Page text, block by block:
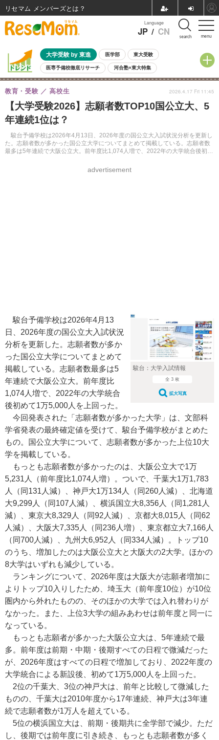
menu
Language
JP / CN search
大学受験 by 東進 医学部 東大受験
医専予備校徹底リサーチ 河合塾×東大特集
親子で考える大学選び 高校受験 中学受験 小学校受験
共通テスト 夏休み
8月開催イベント・WS 全国公立高校 過去問 人気記事
自由研究教材（小学生向け）
【大学受験2026】志願者数TOP10国公立大、5
年連続1位は？
駿台予備学校は2026年4月13日、2026年度の国公立大入試状況分析を更新し
た。志願者数が多かった国公立大学についてまとめて掲載している。志願者数
最多は5年連続で大阪公立大。前年度比1,074人増で、2022年の大学統合後初め
教育・受験 高校生
advertisement
2026.4.17 Fri 11:45
駿台：大学入試情報
全 3 枚
拡大写真
駿台予備学校は2026年4月13
日、2026年度の国公立大入試状況
分析を更新した。志願者数が多か
った国公立大学についてまとめて
掲載している。志願者数最多は5
年連続で大阪公立大。前年度比
1,074人増で、2022年の大学統合
後初めて1万5,000人を上回った。
今回発表された「志願者数が多かった大学」は、文部科
学省発表の最終確定値を受けて、駿台予備学校がまとめた
もの。国公立大学について、志願者数が多かった上位10大
学を掲載している。
もっとも志願者数が多かったのは、大阪公立大で1万
5,231人（前年度比1,074人増）。ついで、千葉大1万1,783
人（同131人減）、神戸大1万134人（同260人減）、北海道
大9,299人（同107人減）、横浜国立大8,356人（同1,281人
減）、東京大8,329人（同92人減）、京都大8,015人（同62
人減）、大阪大7,335人（同236人増）、東京都立大7,166人
（同700人減）、九州大6,952人（同334人減）。トップ10
のうち、増加したのは大阪公立大と大阪大の2大学。ほかの
8大学はいずれも減少している。
ランキングについて、2026年度は大阪大が志願者増加に
よりトップ10入りしたため、埼玉大（前年度10位）が10位
圏内から外れたものの、そのほかの大学では入れ替わりが
なかった。また、上位3大学の組みあわせは前年度と同一に
なっている。
もっとも志願者が多かった大阪公立大は、5年連続で最
多。前年度は前期・中期・後期すべての日程で微減だった
が、2026年度はすべての日程で増加しており、2022年度の
大学統合による新設後、初めて1万5,000人を上回った。
2位の千葉大、3位の神戸大は、前年と比較して微減した
ものの、千葉大は2010年度から17年連続、神戸大は3年連
続で志願者数が1万人を超えている。
5位の横浜国立大は、前期・後期共に全学部で減少。ただ
し、後期では前年度に引き続き、もっとも志願者数が多く
リセマム メンバーズ